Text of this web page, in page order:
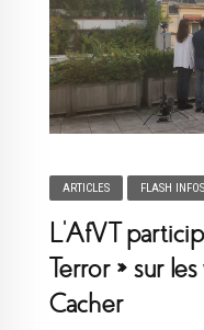
ARTICLES FLASH INFOS
L’AfVT
Terror » sur
Cacher